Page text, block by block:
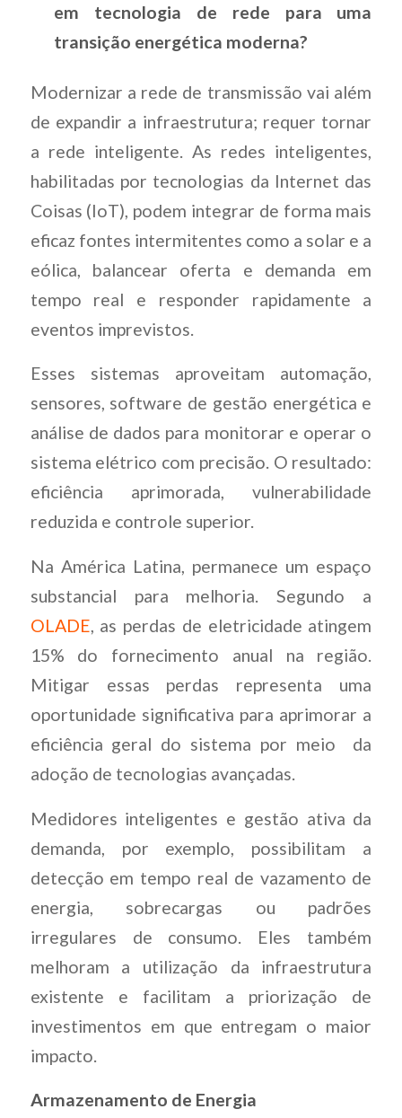
em tecnologia de rede para uma
transição energética moderna?
Modernizar a rede de transmissão vai além
de expandir a infraestrutura; requer tornar
a rede inteligente. As redes inteligentes,
habilitadas por tecnologias da Internet das
Coisas (IoT), podem integrar de forma mais
eficaz fontes intermitentes como a solar e a
eólica, balancear oferta e demanda em
tempo real e responder rapidamente a
eventos imprevistos.
Esses sistemas aproveitam automação,
sensores, software de gestão energética e
análise de dados para monitorar e operar o
sistema elétrico com precisão. O resultado:
eficiência aprimorada, vulnerabilidade
reduzida e controle superior.
Na América Latina, permanece um espaço
substancial para melhoria. Segundo a
OLADE, as perdas de eletricidade atingem
15% do fornecimento anual na região.
Mitigar essas perdas representa uma
oportunidade significativa para aprimorar a
eficiência geral do sistema por meio da
adoção de tecnologias avançadas.
Medidores inteligentes e gestão ativa da
demanda, por exemplo, possibilitam a
detecção em tempo real de vazamento de
energia, sobrecargas ou padrões
irregulares de consumo. Eles também
melhoram a utilização da infraestrutura
existente e facilitam a priorização de
investimentos em que entregam o maior
impacto.
Armazenamento de Energia